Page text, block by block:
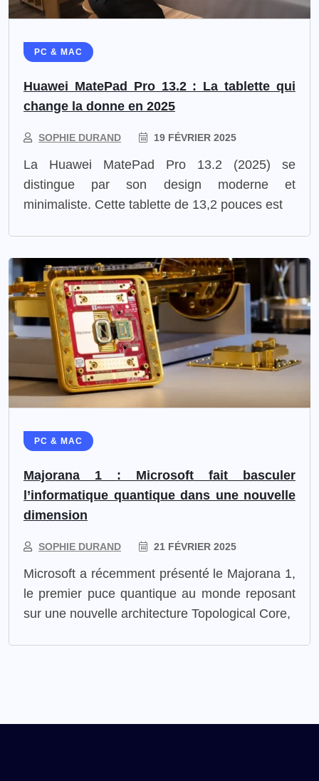
PC & MAC
Huawei MatePad Pro 13.2 : La tablette qui
change la donne en 2025
SOPHIE DURAND 19 FÉVRIER 2025
La Huawei MatePad Pro 13.2 (2025) se
distingue par son design moderne et
minimaliste. Cette tablette de 13,2 pouces est
PC & MAC
Majorana 1 : Microsoft fait basculer
l’informatique quantique dans une nouvelle
dimension
SOPHIE DURAND 21 FÉVRIER 2025
Microsoft a récemment présenté le Majorana 1,
le premier puce quantique au monde reposant
sur une nouvelle architecture Topological Core,